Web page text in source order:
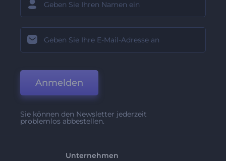
Anmelden
Sie können den Newsletter jederzeit
problemlos abbestellen.
Unternehmen